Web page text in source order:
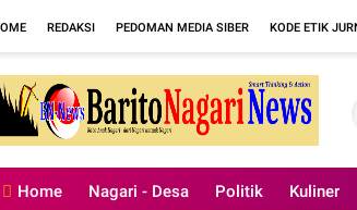
REDAKSI PEDOMAN MEDIA SIBER KODE ETIK
Home Nagari - Desa Politik Kuliner